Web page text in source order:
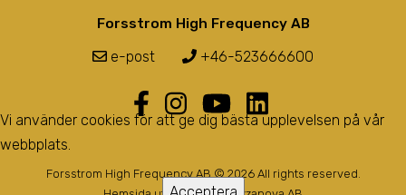
Forsstrom High Frequency AB
e-post +46-523666600
Forsstrom High Frequency AB © 2026 All rights reserved.
Vi använder cookies för att ge dig bästa upplevelsen på vår
webbplats.
Acceptera